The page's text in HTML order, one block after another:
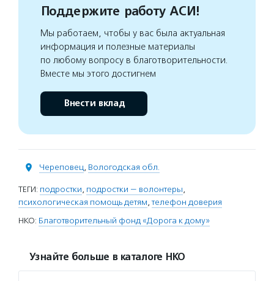
Поддержите работу АСИ!
Мы работаем, чтобы у вас была актуальная
информация и полезные материалы
по любому вопросу в благотворительности.
Вместе мы этого достигнем
Внести вклад
Череповец, Вологодская обл.
ТЕГИ: подростки, подростки — волонтеры,
психологическая помощь детям,телефон доверия
НКО: Благотворительный фонд «Дорога к дому»
Узнайте больше в каталоге НКО